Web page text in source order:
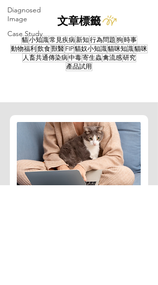
Diagnosed
Image
Case Study
文章標籤
貓小知識常見疾病 新知 行為問題 狗 時事
動物福利 飲食獸醫 FIP貓奴小知識貓咪知識貓咪
人畜共通傳染病 中毒寄生蟲 禽流感研究
產品試用